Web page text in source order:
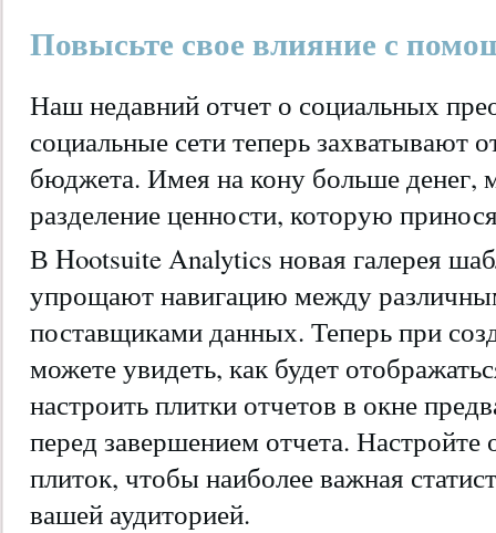
Повысьте свое влияние с
Наш недавний отчет о социальных
социальные сети теперь захватывают
бюджета. Имея на кону больше денег,
разделение ценности, которую
В Hootsuite Analytics новая галерея
упрощают навигацию между
поставщиками данных. Теперь при
можете увидеть, как будет
настроить плитки отчетов в окне
перед завершением отчета. Настройте
плиток, чтобы наиболее важная
вашей аудиторией.